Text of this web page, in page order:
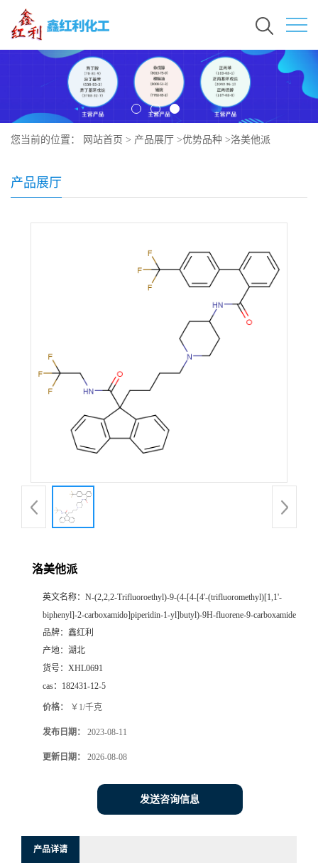
您当前的位置： 网站首页 > 产品展厅 >优势品种 >洛美他派
产品展厅
洛美他派
英文名称： N-(2,2,2-Trifluoroethyl)-9-(4-[4-[4'-(trifluoromethyl)[1,1'-
biphenyl]-2-carboxamido]piperidin-1-yl]butyl)-9H-fluorene-9-carboxamide
品牌： 鑫红利
产地： 湖北
货号： XHL0691
cas： 182431-12-5
价格： ￥1/千克
发布日期： 2023-08-11
更新日期： 2026-08-08
发送咨询信息
产品详请